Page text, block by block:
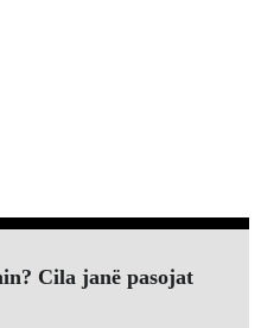
Cila janë pasojat